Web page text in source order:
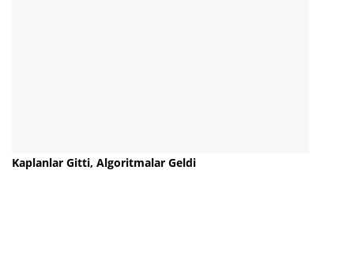
Kaplanlar Gitti, Algoritmalar Geldi